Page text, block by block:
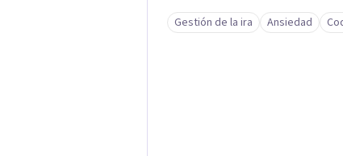
respaldo profesional y
acompaño en el proceso con
Gestión de la ira Ansiedad